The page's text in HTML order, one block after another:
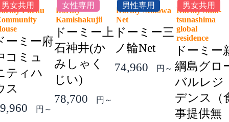
男女共用
Fuchu
ーミー府
コミュ
ティハ
ス
円～
女性専用
Dormy
Kamishakujii
ドーミー上
石神井(か
みしゃく
じい)
78,700
円～
男性専用
Dormy Minowa
Net
ドーミー三
ノ輪Net
74,960
円～
男女共用
Dormy Shin-
tsunashima
global
residence
ドーミー
綱島グロ
バルレジ
デンス（
事提供無